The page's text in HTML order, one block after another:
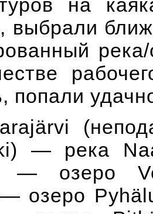
на
выбрали
попали
— река
— озеро
озеро